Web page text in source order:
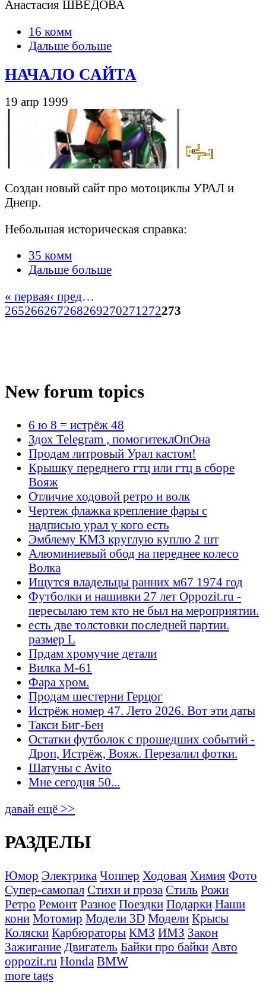
Анастасия ШВЕДОВА
16 комм
Дальше больше
НАЧАЛО САЙТА
19 апр 1999
Создан новый сайт про мотоциклы УРАЛ и
Днепр.
Небольшая историческая справка:
35 комм
Дальше больше
« первая‹ пред…
265266267268269270271 272273
New forum topics
6 ю 8 = истрёж 48
Здох Telegram , помогитеклОпОна
Продам литровый Урал кастом!
Крышку переднего гтц или гтц в сборе
Вояж
Отличие ходовой ретро и волк
Чертеж флажка крепление фары с
надписью урал у кого есть
Эмблему КМЗ круглую куплю 2 шт
Алюминиевый обод на переднее колесо
Волка
Ищутся владельцы ранних м67 1974 год
Футболки и нашивки 27 лет Oppozit.ru -
пересылаю тем кто не был на мероприятии.
есть две толстовки последней партии.
размер L
Прдам хромучие детали
Вилка М-61
Фара хром.
Продам шестерни Герцог
Истрёж номер 47. Лето 2026. Вот эти даты
Такси Биг-Бен
Остатки футболок с прошедших событий -
Дроп, Истрёж, Вояж. Перезалил фотки.
Шатуны с Avito
Мне сегодня 50...
давай ещё >>
РАЗДЕЛЫ
Юмор Электрика Чоппер Ходовая Химия Фото
Супер-самопал Стихи и проза Стиль Рожи
Ретро Ремонт Разное Поездки Подарки Наши
кони Мотомир Модели 3D Модели Крысы
Коляски Карбюраторы КМЗ ИМЗ Закон
Зажигание Двигатель Байки про байки Авто
oppozit.ru Honda BMW
more tags